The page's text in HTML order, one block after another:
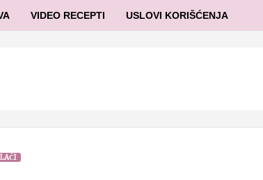
VIDEO RECEPTI USLOVI KORIŠĆENJA